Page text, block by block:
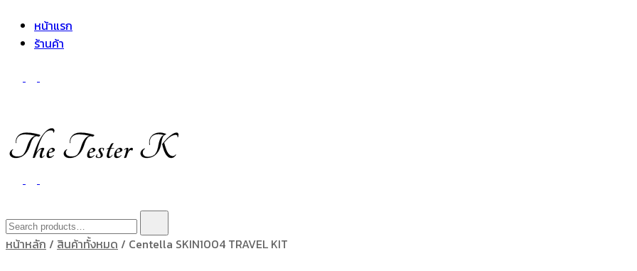
หน้าแรก
ร้านค้า
The Tester K
Korean cosmetics
Search
for:
หน้าหลัก / สินค้าทั้งหมด / Centella SKIN1004 TRAVEL KIT